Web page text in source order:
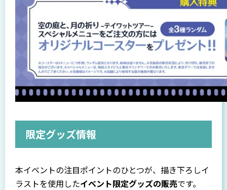
限定グッズ情報
本イベントの注目ポイントのひとつが、描き下ろしイ
ラストを使用したイベント限定グッズの販売です。